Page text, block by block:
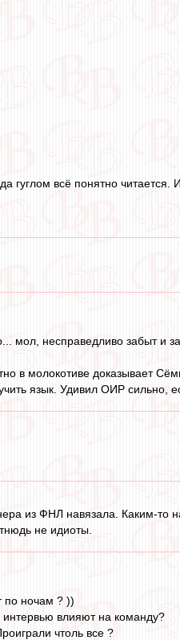
гуглом всё понятно читается.
мол, несправедливо забыт и
в молокотиве доказывает
язык. Удивил ОИР сильно,
из ФНЛ навязала. Каким-
не идиоты.
по ночам ? ))
интервью влияют на команду?
чтоль все ?